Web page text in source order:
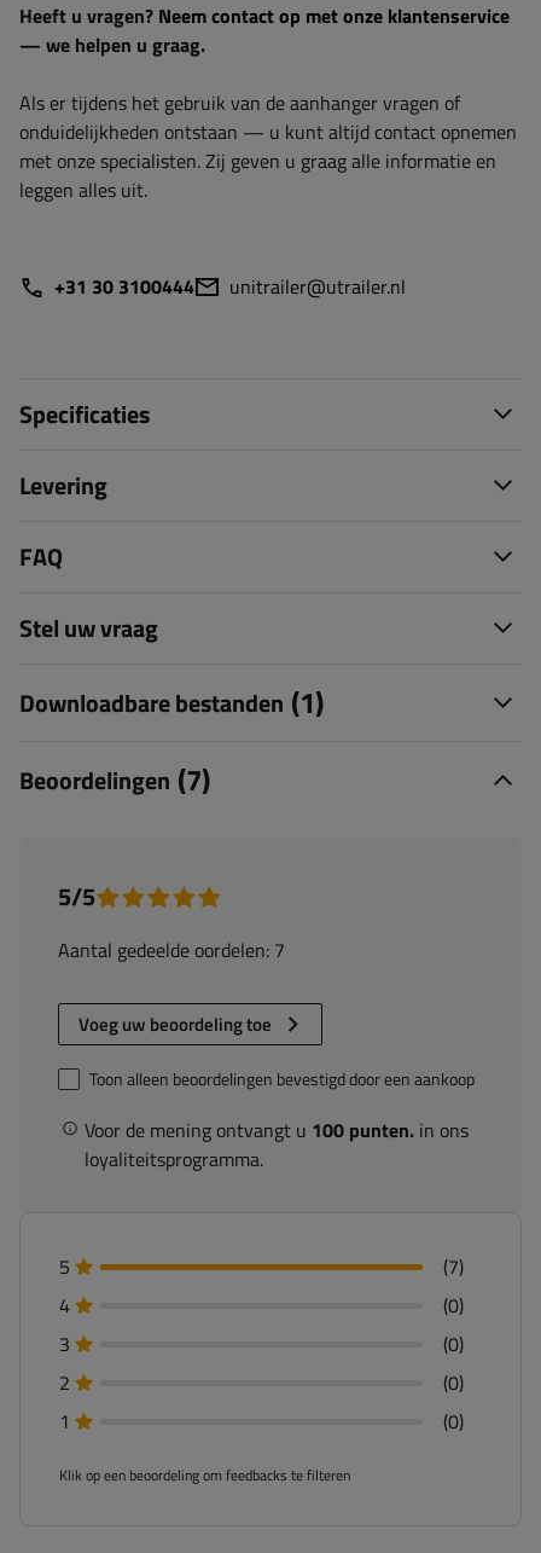
Heeft u vragen? Neem contact op met onze klantenservice
— we helpen u graag.
Als er tijdens het gebruik van de aanhanger vragen of
onduidelijkheden ontstaan — u kunt altijd contact opnemen
met onze specialisten. Zij geven u graag alle informatie en
leggen alles uit.
+31 30 3100444 unitrailer@utrailer.nl
Specificaties
Levering
FAQ
Stel uw vraag
Downloadbare bestanden (1)
Beoordelingen (7)
5/5
Aantal gedeelde oordelen: 7
Voeg uw beoordeling toe
Voor de mening ontvangt u 100 punten. in ons
loyaliteitsprogramma.
Toon alleen beoordelingen bevestigd door een aankoop
5
(7)
4
(0)
3
(0)
2
(0)
1
(0)
Klik op een beoordeling om feedbacks te filteren